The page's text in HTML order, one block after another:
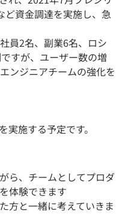
ど資金調達を実施し、急
員2名、副業6名、ロシ
すが、ユーザー数の増
ンジニアチームの強化を
施する予定です。
ら、チームとしてプロダ
体験できます
方と一緒に考えていきま